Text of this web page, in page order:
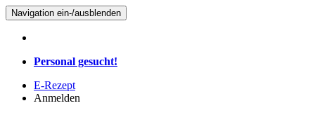
Navigation ein-/ausblenden
Personal gesucht!
E-Rezept
Anmelden